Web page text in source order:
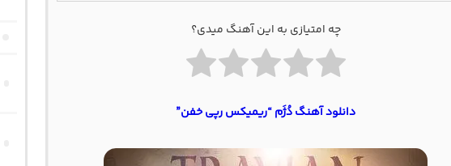
چه امتیازی به این آهنگ میدی؟
دانلود آهنگ دُژَم “ریمیکس رپی خفن”